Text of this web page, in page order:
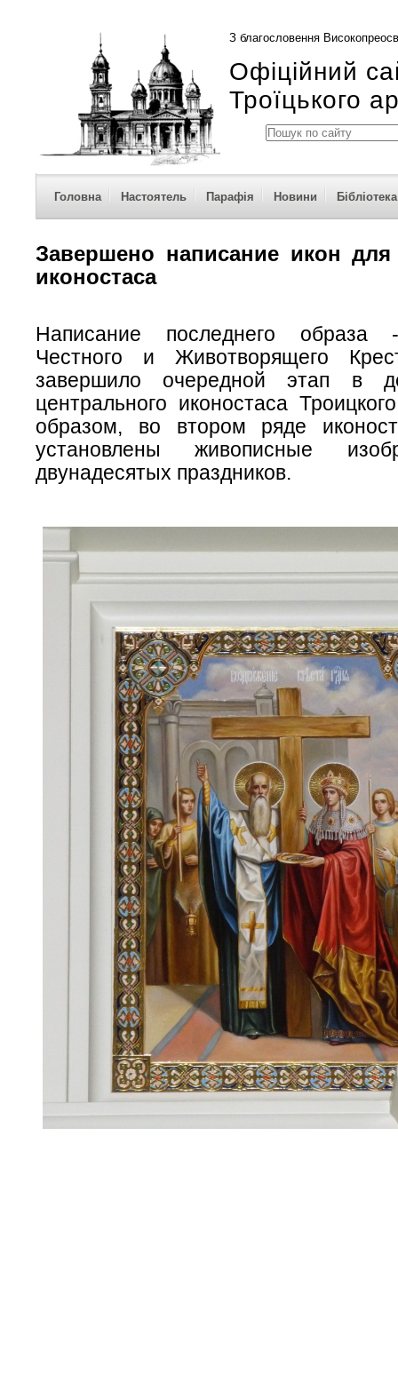
З благословення
Офіційний
Троїцького
Головна Настоятель Парафія Новини Бібліотека
Завершено написание икон
иконостаса
Написание последнего образа
Честного и Животворящего
завершило очередной этап в
центрального иконостаса
образом, во втором ряде
установлены живописные
двунадесятых праздников.